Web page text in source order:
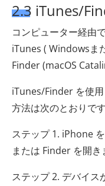
2.3 iTunes/
コンピューター経由
iTunes ( Windowsま
Finder (macOS
iTunes/Finder を使
方法は次のとおりです
ステップ 1. iPhone
または Finder を開き
ステップ 2. デバイス